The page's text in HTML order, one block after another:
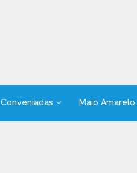
Conveniadas Maio Amarelo